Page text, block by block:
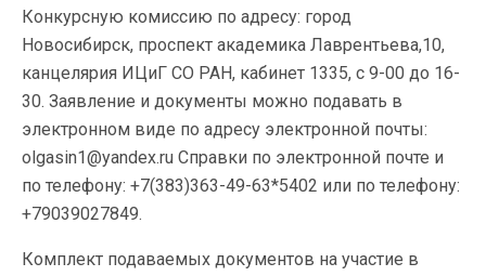
Конкурсную комиссию по адресу: город
Новосибирск, проспект академика Лаврентьева,10,
канцелярия ИЦиГ СО РАН, кабинет 1335, с 9-00 до 16-
30. Заявление и документы можно подавать в
электронном виде по адресу электронной почты:
olgasin1@yandex.ru Справки по электронной почте и
по телефону: +7(383)363-49-63*5402 или по телефону:
+79039027849.
Комплект подаваемых документов на участие в